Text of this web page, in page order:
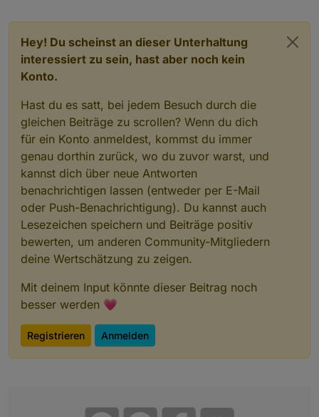
Hey! Du scheinst an dieser Unterhaltung
interessiert zu sein, hast aber noch kein
Konto.
Hast du es satt, bei jedem Besuch durch die
gleichen Beiträge zu scrollen? Wenn du dich
für ein Konto anmeldest, kommst du immer
genau dorthin zurück, wo du zuvor warst, und
kannst dich über neue Antworten
benachrichtigen lassen (entweder per E-Mail
oder Push-Benachrichtigung). Du kannst auch
Lesezeichen speichern und Beiträge positiv
bewerten, um anderen Community-Mitgliedern
deine Wertschätzung zu zeigen.
Mit deinem Input könnte dieser Beitrag noch
besser werden 💗
Registrieren Anmelden